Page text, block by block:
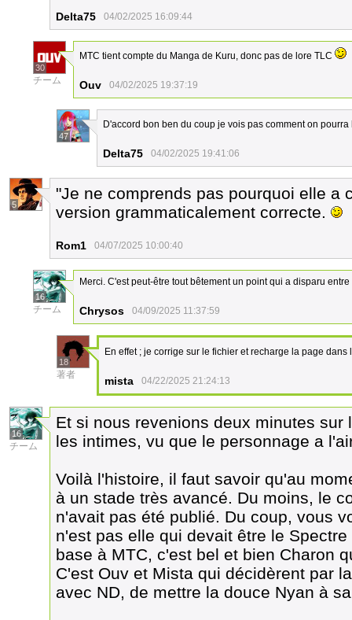
Delta75 04/02/2025 16:09:44
30
チーム
MTC tient compte du Manga de Kuru, donc pas de lore TLC
Ouv 04/02/2025 19:37:19
47
D'accord bon ben du coup je vois pas comment on
Delta75 04/02/2025 19:41:06
5
"Je ne comprends pas pourquoi elle a
version grammaticalement correcte.
Rom1 04/07/2025 10:00:40
16
チーム
Merci. C'est peut-être tout bêtement un point qui a disparu
Chrysos 04/09/2025 11:37:59
18
著者
En effet ; je corrige sur le fichier et recharge la page
mista 04/22/2025 21:24:13
16
チーム
Et si nous revenions deux minutes sur
les intimes, vu que le personnage a
Voilà l'histoire, il faut savoir qu'au
à un stade très avancé. Du moins, le
n'avait pas été publié. Du coup, vous
n'est pas elle qui devait être le
base à MTC, c'est bel et bien Charon
C'est Ouv et Mista qui décidèrent par
avec ND, de mettre la douce Nyan à